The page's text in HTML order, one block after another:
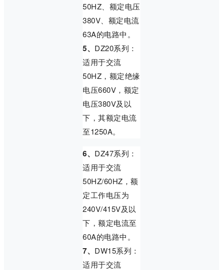
50HZ、额定电压
380V、额定电流
63A的电路中。
5、 DZ20系列：
适用于交流
50HZ，额定绝缘
电压660V，额定
电压380V及以
下，其额定电流
至1250A。
6、 DZ47系列：
适用于交流
50HZ/60HZ，额
定工作电压为
240V/415V及以
下，额定电流至
60A的电路中。
7、 DW15系列：
适用于交流